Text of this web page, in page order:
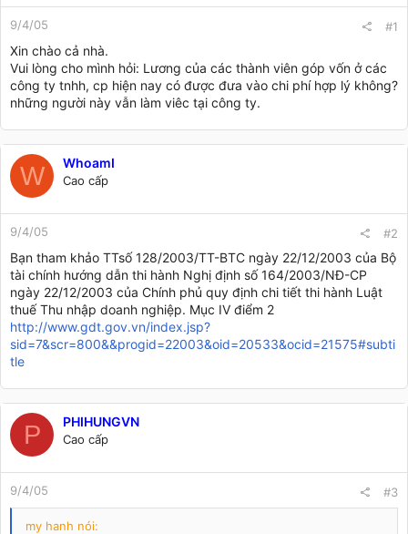
9/4/05 #1
Xin chào cả nhà.
Vui lòng cho mình hỏi: Lương của các thành viên góp vốn ở các
công ty tnhh, cp hiện nay có được đưa vào chi phí hợp lý không?
những người này vẫn làm viêc tại công ty.
W WhoamI
Cao cấp
9/4/05 #2
Bạn tham khảo TTsố 128/2003/TT-BTC ngày 22/12/2003 của Bộ
tài chính hướng dẫn thi hành Nghị định số 164/2003/NĐ-CP
ngày 22/12/2003 của Chính phủ quy định chi tiết thi hành Luật
thuế Thu nhập doanh nghiệp. Mục IV điểm 2
http://www.gdt.gov.vn/index.jsp?
sid=7&scr=800&&progid=22003&oid=20533&ocid=21575#subti
tle
P PHIHUNGVN
Cao cấp
9/4/05 #3
my hanh nói: